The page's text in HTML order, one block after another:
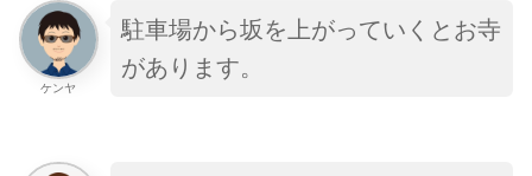
ケンヤ
駐車場から坂を上がっていくとお寺
があります。